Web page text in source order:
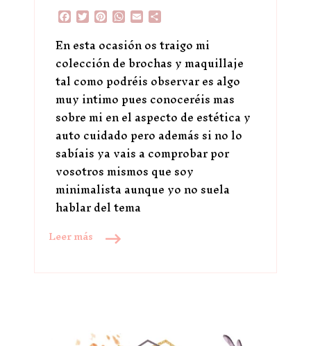
Facebook
Twitter
Pinterest
WhatsApp
Email
En esta ocasión os traigo mi
colección de brochas y maquillaje
tal como podréis observar es algo
muy intimo pues conoceréis mas
sobre mi en el aspecto de estética y
auto cuidado pero además si no lo
sabíais ya vais a comprobar por
vosotros mismos que soy
minimalista aunque yo no suela
hablar del tema
Leer más